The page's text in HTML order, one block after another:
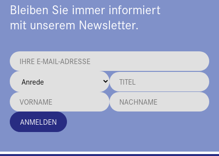
Bleiben Sie immer informiert
mit unserem Newsletter.
ANMELDEN